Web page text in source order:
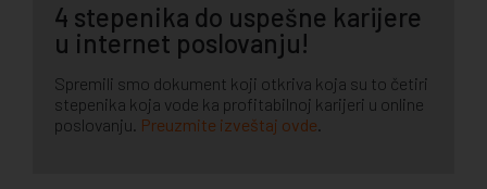
4 stepenika do uspešne karijere
u internet poslovanju!
Spremili smo dokument koji otkriva koja su to četiri
stepenika koja vode ka profitabilnoj karijeri u online
poslovanju. Preuzmite izveštaj ovde.